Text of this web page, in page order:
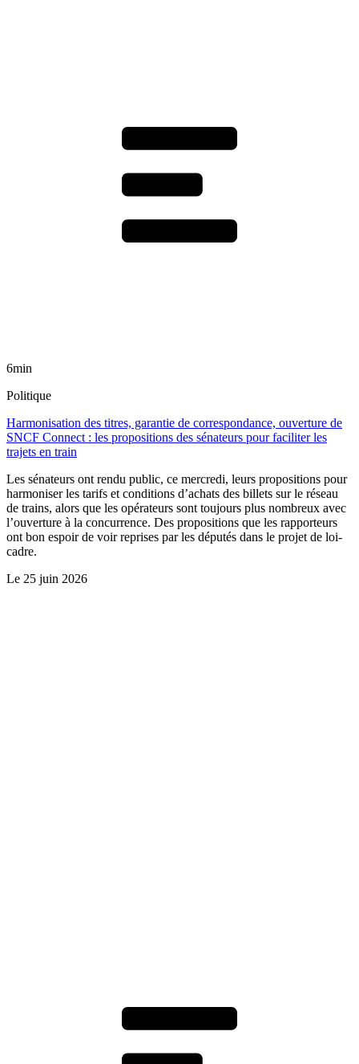
6min
Politique
Harmonisation des titres, garantie de correspondance, ouverture de
SNCF Connect : les propositions des sénateurs pour faciliter les
trajets en train
Les sénateurs ont rendu public, ce mercredi, leurs propositions pour
harmoniser les tarifs et conditions d’achats des billets sur le réseau
de trains, alors que les opérateurs sont toujours plus nombreux avec
l’ouverture à la concurrence. Des propositions que les rapporteurs
ont bon espoir de voir reprises par les députés dans le projet de loi-
cadre.
Le 25 juin 2026